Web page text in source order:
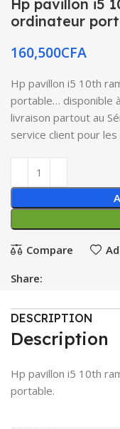
Hp pavillon i5
ordinateur
160,500CFA
Hp pavillon i5 10th
portable… disponible
livraison partout au
service client pour
Compare
Share:
DESCRIPTION
Description
Hp pavillon i5 10th
portable.